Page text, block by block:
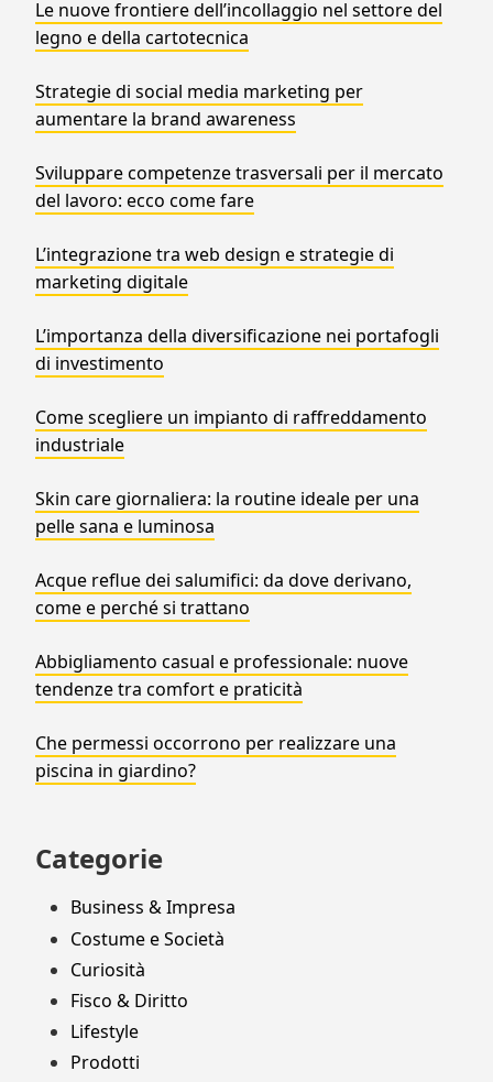
Le nuove frontiere dell’incollaggio nel settore del
legno e della cartotecnica
Strategie di social media marketing per
aumentare la brand awareness
Sviluppare competenze trasversali per il mercato
del lavoro: ecco come fare
L’integrazione tra web design e strategie di
marketing digitale
L’importanza della diversificazione nei portafogli
di investimento
Come scegliere un impianto di raffreddamento
industriale
Skin care giornaliera: la routine ideale per una
pelle sana e luminosa
Acque reflue dei salumifici: da dove derivano,
come e perché si trattano
Abbigliamento casual e professionale: nuove
tendenze tra comfort e praticità
Che permessi occorrono per realizzare una
piscina in giardino?
Categorie
Business & Impresa
Costume e Società
Curiosità
Fisco & Diritto
Lifestyle
Prodotti